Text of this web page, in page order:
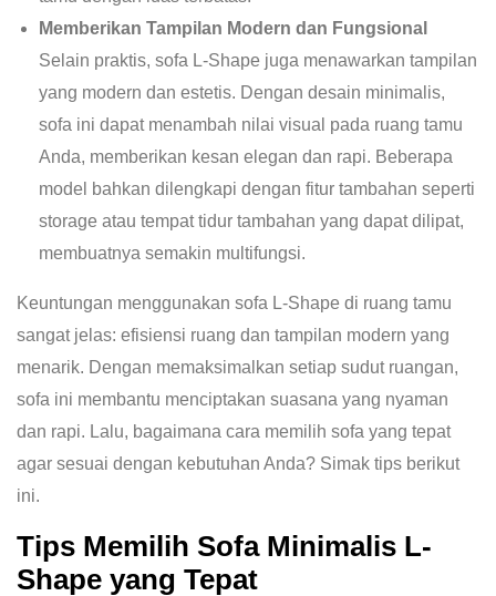
Memberikan Tampilan Modern dan Fungsional
Selain praktis, sofa L-Shape juga menawarkan tampilan
yang modern dan estetis. Dengan desain minimalis,
sofa ini dapat menambah nilai visual pada ruang tamu
Anda, memberikan kesan elegan dan rapi. Beberapa
model bahkan dilengkapi dengan fitur tambahan seperti
storage atau tempat tidur tambahan yang dapat dilipat,
membuatnya semakin multifungsi.
Keuntungan menggunakan sofa L-Shape di ruang tamu
sangat jelas: efisiensi ruang dan tampilan modern yang
menarik. Dengan memaksimalkan setiap sudut ruangan,
sofa ini membantu menciptakan suasana yang nyaman
dan rapi. Lalu, bagaimana cara memilih sofa yang tepat
agar sesuai dengan kebutuhan Anda? Simak tips berikut
ini.
Tips Memilih Sofa Minimalis L-
Shape yang Tepat